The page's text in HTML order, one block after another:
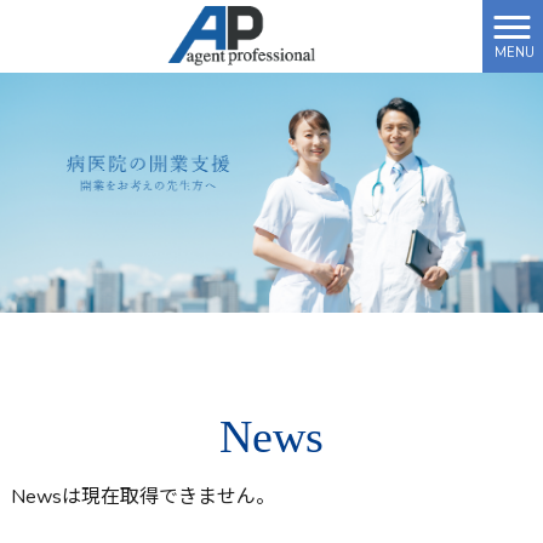
MENU
News
Newsは現在取得できません。